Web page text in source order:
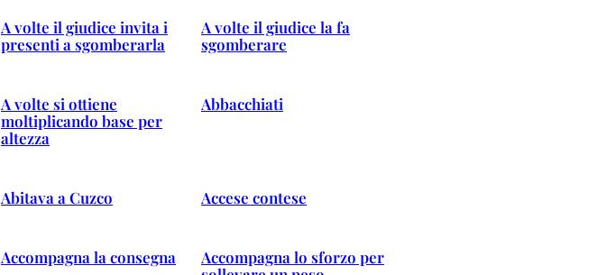
A volte il giudice invita i
presenti a sgomberarla
A volte il giudice la fa
sgomberare
A volte si ottiene
moltiplicando base per
altezza
Abbacchiati
Abitava a Cuzco Accese contese
Accompagna la consegna
Accompagna lo sforzo per